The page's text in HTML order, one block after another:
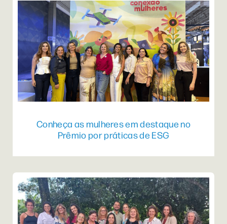
Conheça as mulheres em destaque no
Prêmio por práticas de ESG